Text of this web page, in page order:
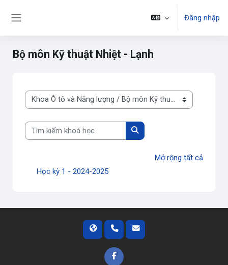
Đăng nhập
Bộ môn Kỹ thuật Nhiệt - Lạnh
Danh mục khoá học
Tìm kiếm khoá học
Tìm kiếm khoá học
Mở rộng tất cả
Học kỳ 1 - 2024-2025